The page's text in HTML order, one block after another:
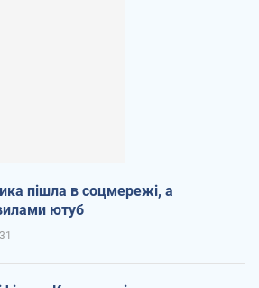
пішла в соцмережі, а
ютуб